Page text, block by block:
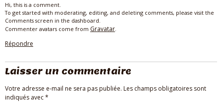
Hi, this is a comment.
To get started with moderating, editing, and deleting comments, please visit the
Comments screen in the dashboard.
Commenter avatars come from Gravatar.
Répondre
Laisser un commentaire
Votre adresse e-mail ne sera pas publiée. Les champs obligatoires sont
indiqués avec*